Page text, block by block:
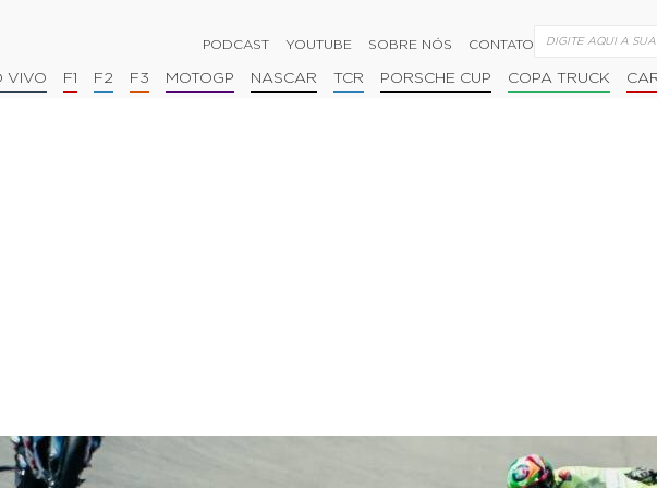
PODCAST YOUTUBE SOBRE NÓS CONTATO
VIVO F1 F2 F3 MOTOGP NASCAR TCR PORSCHE CUP COPA TRUCK